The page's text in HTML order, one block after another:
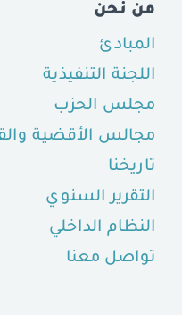
من نحن
المبادئ
اللجنة التنفيذية
مجلس الحزب
مجالس الأقضية
تاريخنا
التقرير السنوي
النظام الداخلي
تواصل معنا